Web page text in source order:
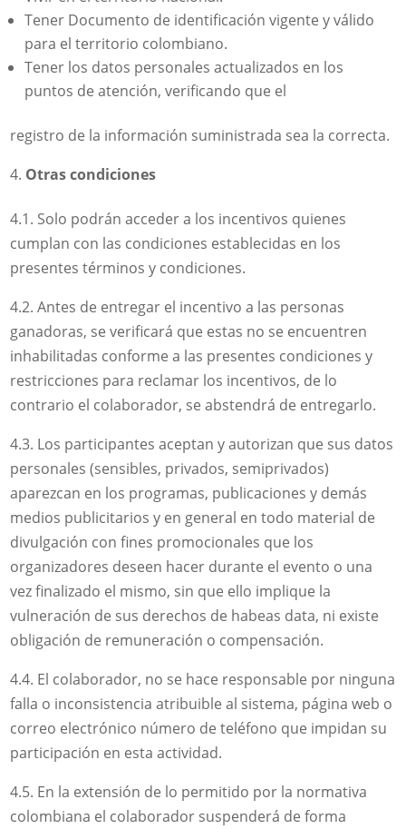
Tener Documento de identificación vigente y válido
para el territorio colombiano.
Tener los datos personales actualizados en los
puntos de atención, verificando que el
registro de la información suministrada sea la correcta.
Otras condiciones
4.1. Solo podrán acceder a los incentivos quienes
cumplan con las condiciones establecidas en los
presentes términos y condiciones.
4.2. Antes de entregar el incentivo a las personas
ganadoras, se verificará que estas no se encuentren
inhabilitadas conforme a las presentes condiciones y
restricciones para reclamar los incentivos, de lo
contrario el colaborador, se abstendrá de entregarlo.
4.3. Los participantes aceptan y autorizan que sus datos
personales (sensibles, privados, semiprivados)
aparezcan en los programas, publicaciones y demás
medios publicitarios y en general en todo material de
divulgación con fines promocionales que los
organizadores deseen hacer durante el evento o una
vez finalizado el mismo, sin que ello implique la
vulneración de sus derechos de habeas data, ni existe
obligación de remuneración o compensación.
4.4. El colaborador, no se hace responsable por ninguna
falla o inconsistencia atribuible al sistema, página web o
correo electrónico número de teléfono que impidan su
participación en esta actividad.
4.5. En la extensión de lo permitido por la normativa
colombiana el colaborador suspenderá de forma